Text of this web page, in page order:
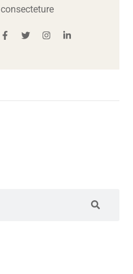
consecteture